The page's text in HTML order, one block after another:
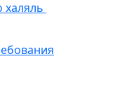
халяль